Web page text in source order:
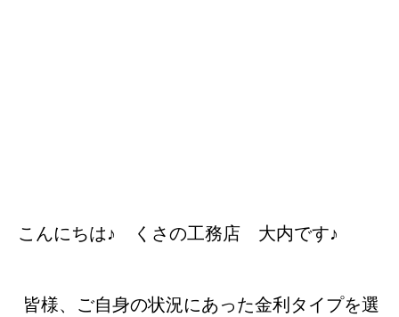
こんにちは♪ くさの工務店 大内です♪
皆様、ご自身の状況にあった金利タイプを選